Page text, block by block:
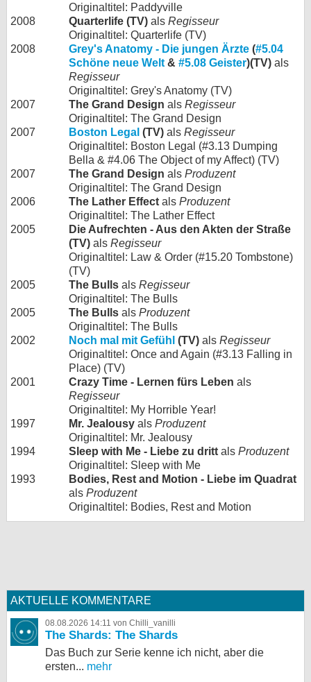
Originaltitel: Paddyville
2008
Quarterlife (TV) als Regisseur
Originaltitel: Quarterlife (TV)
2008
Grey's Anatomy - Die jungen Ärzte (#5.04
Schöne neue Welt & #5.08 Geister)(TV) als
Regisseur
Originaltitel: Grey's Anatomy (TV)
2007
The Grand Design als Regisseur
Originaltitel: The Grand Design
2007
Boston Legal (TV) als Regisseur
Originaltitel: Boston Legal (#3.13 Dumping
Bella & #4.06 The Object of my Affect) (TV)
2007
The Grand Design als Produzent
Originaltitel: The Grand Design
2006
The Lather Effect als Produzent
Originaltitel: The Lather Effect
2005
Die Aufrechten - Aus den Akten der Straße
(TV) als Regisseur
Originaltitel: Law & Order (#15.20 Tombstone)
(TV)
2005
The Bulls als Regisseur
Originaltitel: The Bulls
2005
The Bulls als Produzent
Originaltitel: The Bulls
2002
Noch mal mit Gefühl (TV) als Regisseur
Originaltitel: Once and Again (#3.13 Falling in
Place) (TV)
2001
Crazy Time - Lernen fürs Leben als
Regisseur
Originaltitel: My Horrible Year!
1997
Mr. Jealousy als Produzent
Originaltitel: Mr. Jealousy
1994
Sleep with Me - Liebe zu dritt als Produzent
Originaltitel: Sleep with Me
1993
Bodies, Rest and Motion - Liebe im Quadrat
als Produzent
Originaltitel: Bodies, Rest and Motion
AKTUELLE KOMMENTARE
08.08.2026 14:11 von Chilli_vanilli
The Shards: The Shards
Das Buch zur Serie kenne ich nicht, aber die
ersten... mehr